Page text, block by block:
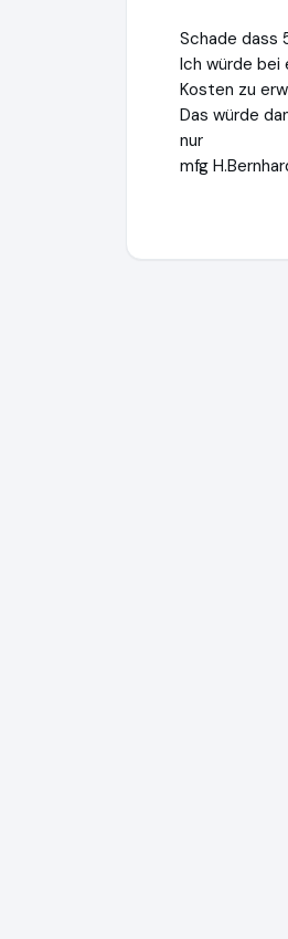
Schade dass
Ich würde bei
Kosten zu
Das würde
nur
mfg